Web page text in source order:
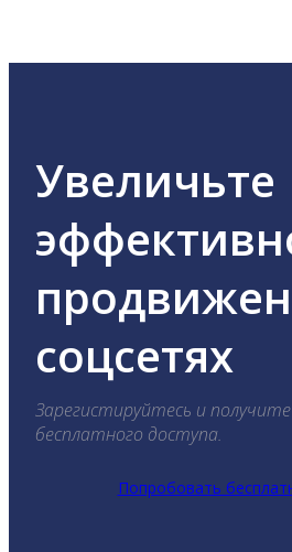
Увеличьте
соцсетях
Зарегистируйтесь и
бесплатного доступа.
Попробовать